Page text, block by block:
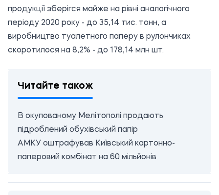
продукції зберігся майже на рівні аналогічного
періоду 2020 року - до 35,14 тис. тонн, а
виробництво туалетного паперу в рулончиках
скоротилося на 8,2% - до 178,14 млн шт.
Читайте також
В окупованому Мелітополі продають
підроблений обухівський папір
АМКУ оштрафував Київський картонно-
паперовий комбінат на 60 мільйонів